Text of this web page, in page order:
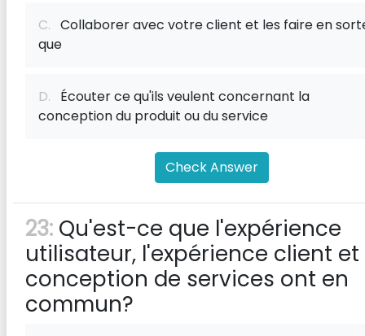
C. Collaborer avec votre client et les faire en
que
D. Écouter ce qu'ils veulent concernant la
conception du produit ou du service
Check Answer
23: Qu'est-ce que l'expérience
utilisateur, l'expérience client et
conception de services ont en
commun?